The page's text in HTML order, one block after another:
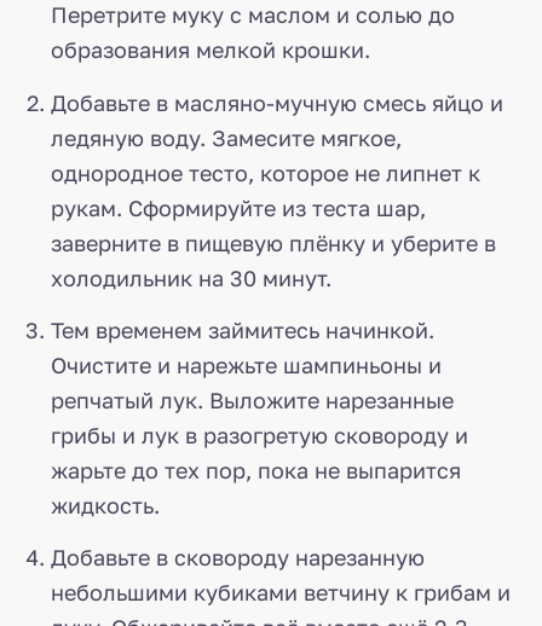
Перетрите муку с маслом и солью до
образования мелкой крошки.
Добавьте в масляно-мучную смесь яйцо и
ледяную воду. Замесите мягкое,
однородное тесто, которое не липнет к
рукам. Сформируйте из теста шар,
заверните в пищевую плёнку и уберите в
холодильник на 30 минут.
Тем временем займитесь начинкой.
Очистите и нарежьте шампиньоны и
репчатый лук. Выложите нарезанные
грибы и лук в разогретую сковороду и
жарьте до тех пор, пока не выпарится
жидкость.
Добавьте в сковороду нарезанную
небольшими кубиками ветчину к грибам и